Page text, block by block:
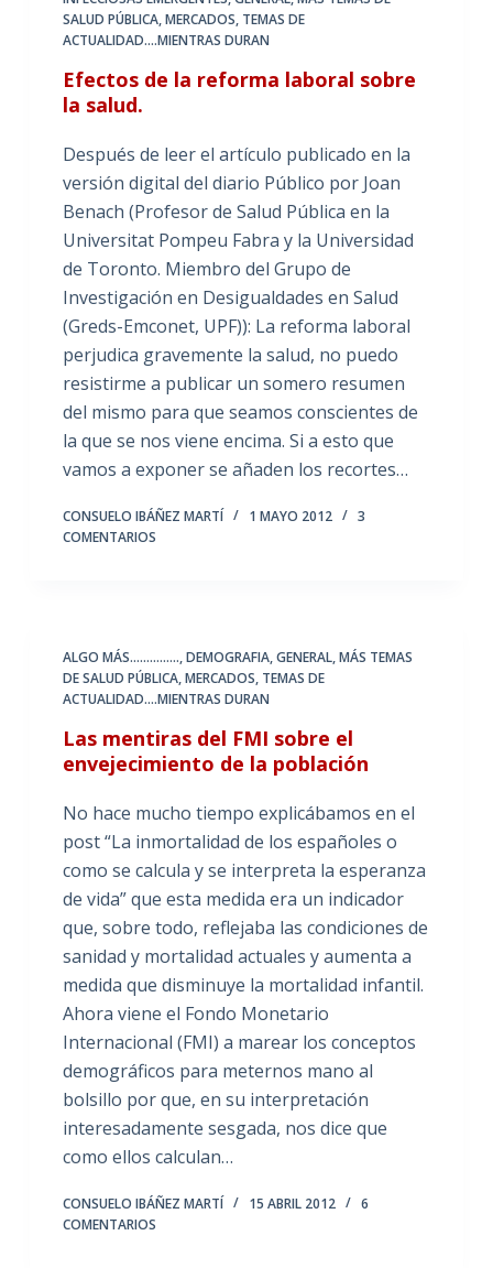
SALUD PÚBLICA,MERCADOS, TEMAS DE
ACTUALIDAD....MIENTRAS DURAN
Efectos de la reforma laboral sobre
la salud.
Después de leer el artículo publicado en la
versión digital del diario Público por Joan
Benach (Profesor de Salud Pública en la
Universitat Pompeu Fabra y la Universidad
de Toronto. Miembro del Grupo de
Investigación en Desigualdades en Salud
(Greds-Emconet, UPF)): La reforma laboral
perjudica gravemente la salud, no puedo
resistirme a publicar un somero resumen
del mismo para que seamos conscientes de
la que se nos viene encima. Si a esto que
vamos a exponer se añaden los recortes…
CONSUELO IBÁÑEZ MARTÍ 1 MAYO 2012
3
COMENTARIOS
ALGO MÁS...............,DEMOGRAFIA,GENERAL,MÁS TEMAS
DE SALUD PÚBLICA,MERCADOS, TEMAS DE
ACTUALIDAD....MIENTRAS DURAN
Las mentiras del FMI sobre el
envejecimiento de la población
No hace mucho tiempo explicábamos en el
post “La inmortalidad de los españoles o
como se calcula y se interpreta la esperanza
de vida” que esta medida era un indicador
que, sobre todo, reflejaba las condiciones de
sanidad y mortalidad actuales y aumenta a
medida que disminuye la mortalidad infantil.
Ahora viene el Fondo Monetario
Internacional (FMI) a marear los conceptos
demográficos para meternos mano al
bolsillo por que, en su interpretación
interesadamente sesgada, nos dice que
como ellos calculan…
CONSUELO IBÁÑEZ MARTÍ 15 ABRIL 2012
6
COMENTARIOS